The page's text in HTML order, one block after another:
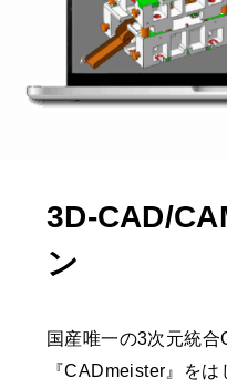
3D-CAD/
ン
国産唯一の3次元統
『CADmeister』を